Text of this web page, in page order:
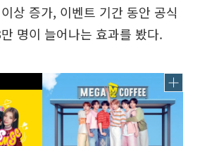
상 증가, 이벤트 기간 동안 공식
명이 늘어나는 효과를 봤다.